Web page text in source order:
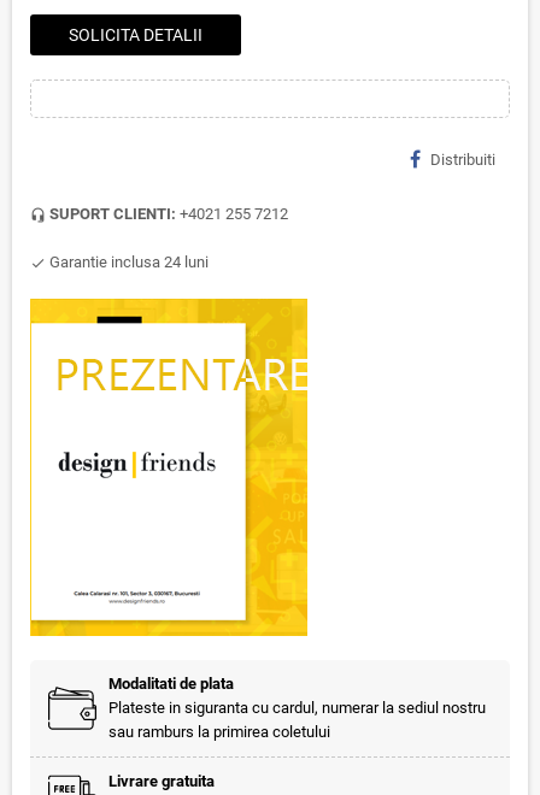
SOLICITA DETALII
Distribuiti
headset_mic SUPORT CLIENTI: +4021 255 7212
check Garantie inclusa 24 luni
Modalitati de plata
Plateste in siguranta cu cardul, numerar la sediul nostru
sau ramburs la primirea coletului
Livrare gratuita